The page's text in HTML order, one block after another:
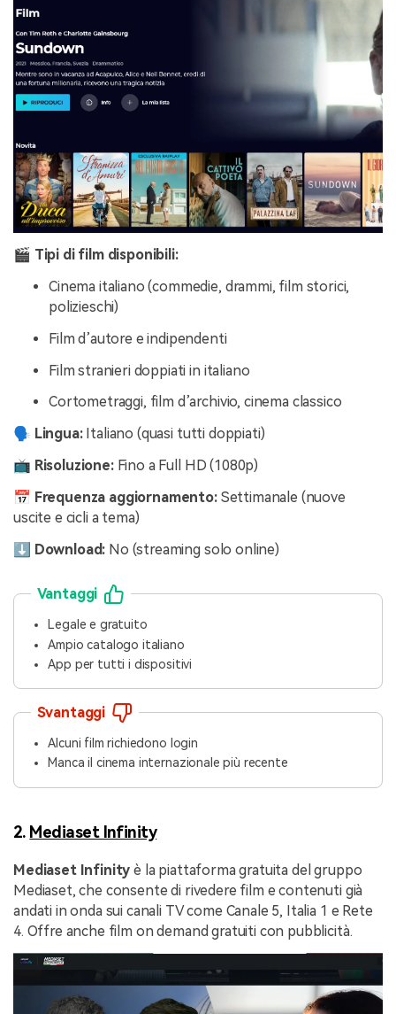
🎬 Tipi di film disponibili:
Cinema italiano (commedie, drammi, film storici,
polizieschi)
Film d’autore e indipendenti
Film stranieri doppiati in italiano
Cortometraggi, film d’archivio, cinema classico
🗣️ Lingua:Italiano (quasi tutti doppiati)
📺 Risoluzione:Fino a Full HD (1080p)
📅 Frequenza aggiornamento:Settimanale (nuove
uscite e cicli a tema)
⬇️ Download: No (streaming solo online)
Vantaggi
Legale e gratuito
Ampio catalogo italiano
App per tutti i dispositivi
Svantaggi
Alcuni film richiedono login
Manca il cinema internazionale più recente
2. Mediaset Infinity
Mediaset Infinity è la piattaforma gratuita del gruppo
Mediaset, che consente di rivedere film e contenuti già
andati in onda sui canali TV come Canale 5, Italia 1 e Rete
4. Offre anche film on demand gratuiti con pubblicità.